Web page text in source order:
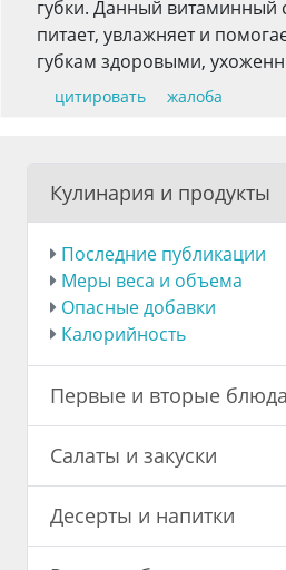
губки. Данный витаминный
питает, увлажняет и
губкам здоровыми,
цитировать жалоба
Кулинария и продукты
Последние публикации
Меры веса и объема
Опасные добавки
Калорийность
Первые и вторые блюда
Салаты и закуски
Десерты и напитки